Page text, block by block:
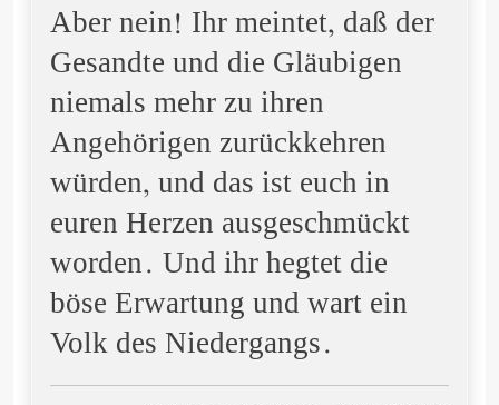
Aber nein! Ihr meintet, daß der
Gesandte und die Gläubigen
niemals mehr zu ihren
Angehörigen zurückkehren
würden, und das ist euch in
euren Herzen ausgeschmückt
worden. Und ihr hegtet die
böse Erwartung und wart ein
Volk des Niedergangs.